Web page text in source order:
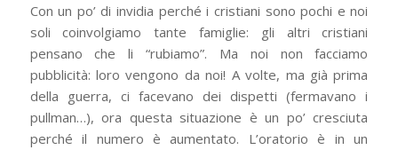
Con un po’ di invidia perché i cristiani sono pochi e noi
soli coinvolgiamo tante famiglie: gli altri cristiani
pensano che li “rubiamo”. Ma noi non facciamo
pubblicità: loro vengono da noi! A volte, ma già prima
della guerra, ci facevano dei dispetti (fermavano i
pullman…), ora questa situazione è un po’ cresciuta
perché il numero è aumentato. L’oratorio è in un